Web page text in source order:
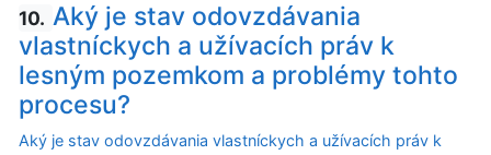
10. Aký je stav odovzdávania
vlastníckych a užívacích práv k
lesným pozemkom a problémy tohto
procesu?
Aký je stav odovzdávania vlastníckych a užívacích práv k